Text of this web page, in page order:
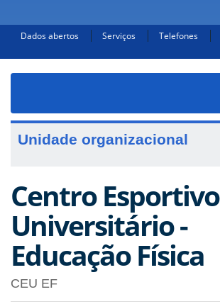
Dados abertos Serviços Telefones
Unidade organizacional
Centro Esportivo
Universitário -
Educação Física
CEU EF